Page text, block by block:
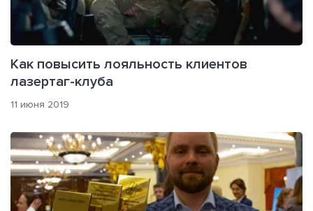
Как повысить лояльность клиентов
лазертаг-клуба
11 июня 2019